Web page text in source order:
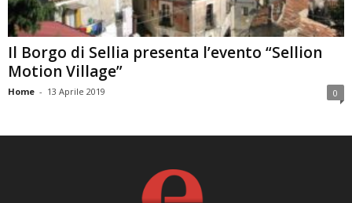
Il Borgo di Sellia presenta l’evento “Sellion
Motion Village”
Home - 13 Aprile 2019 0